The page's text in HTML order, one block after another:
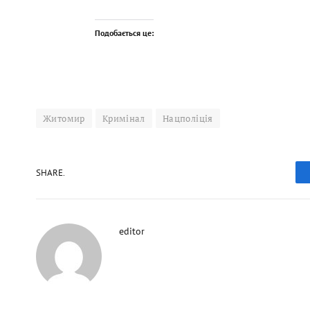
Подобається це:
Житомир Кримінал Нацполіція
SHARE.
editor